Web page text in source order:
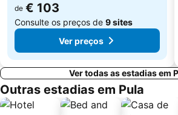
de € 103
Consulte os preços de 9 sites
Ver preços
Ver todas as estadias em
Outras estadias em Pula